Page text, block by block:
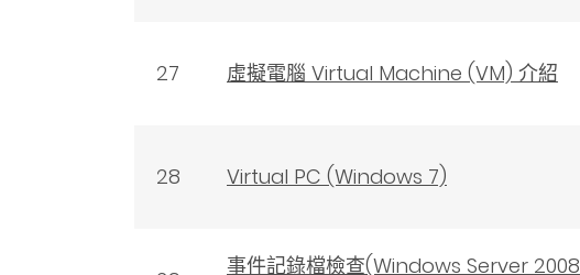
27 虛擬電腦 Virtual Machine (VM) 介紹
28 Virtual PC (Windows 7)
事件記錄檔檢查(Windows Server 2008